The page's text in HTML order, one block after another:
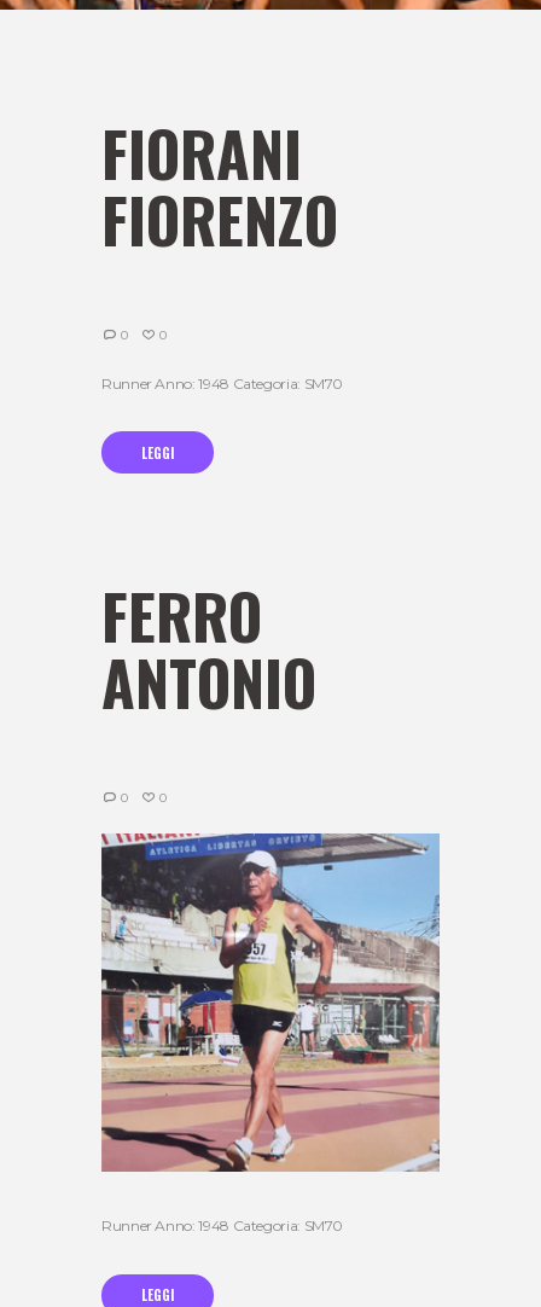
FIORANI
FIORENZO
0 0
Runner Anno: 1948 Categoria: SM70
LEGGI
FERRO
ANTONIO
0 0
Runner Anno: 1948 Categoria: SM70
LEGGI